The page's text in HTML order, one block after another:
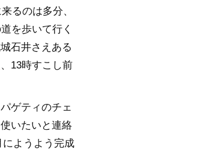
るのは多分、
を歩いて行く
石井さえある
、13時すこし前
ゲティのチェ
いたいと連絡
にようよう完成